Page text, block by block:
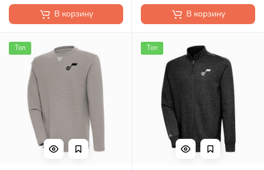
В корзину В корзину
Топ Топ